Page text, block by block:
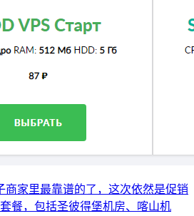
商家里最靠谱的了，这次依然是促销
餐，包括圣彼得堡机房、喀山机